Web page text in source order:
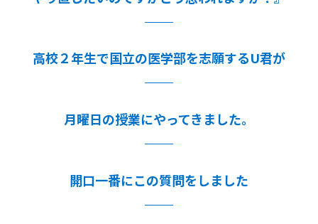
高校２年生で国立の医学部を志願するU君が
月曜日の授業にやってきました。
開口一番にこの質問をしました